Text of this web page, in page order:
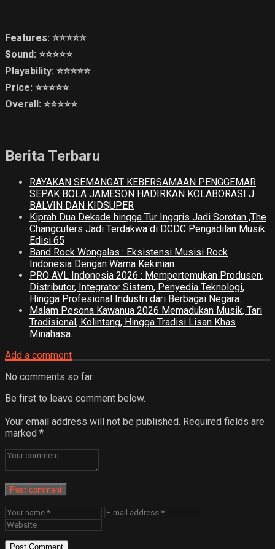
Features: ⭐️⭐️⭐️⭐️⭐️
Sound: ⭐️⭐️⭐️⭐️⭐️
Playability: ⭐️⭐️⭐️⭐️⭐️
Price: ⭐️⭐️⭐️⭐️⭐️
Overall: ⭐️⭐️⭐️⭐️⭐️
Berita Terbaru
RAYAKAN SEMANGAT KEBERSAMAAN PENGGEMAR
SEPAK BOLA JAMESON HADIRKAN KOLABORASI J
BALVIN DAN KIDSUPER
Kiprah Dua Dekade hingga Tur Inggris Jadi Sorotan ,The
Changcuters Jadi Terdakwa di DCDC Pengadilan Musik
Edisi 65
Band Rock Wongalas : Eksistensi Musisi Rock
Indonesia Dengan Warna Kekinian
PRO AVL Indonesia 2026 : Mempertemukan Produsen,
Distributor, Integrator Sistem, Penyedia Teknologi,
Hingga Profesional Industri dari Berbagai Negara.
Malam Pesona Kawanua 2026 Memadukan Musik, Tari
Tradisional, Kolintang, Hingga Tradisi Lisan Khas
Minahasa.
Add a comment
No comments so far.
Be first to leave comment below.
Your email address will not be published. Required fields are
marked *
Post comment